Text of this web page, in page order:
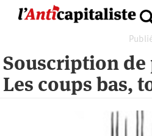
Souscription
Les coups bas,